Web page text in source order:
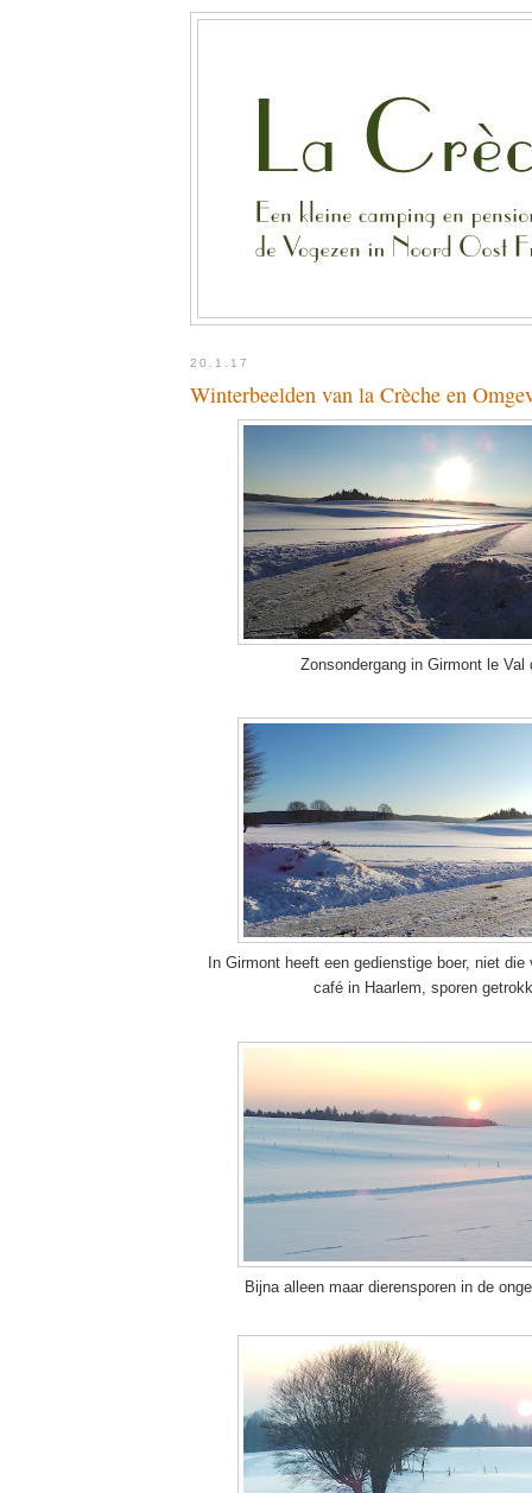
20.1.17
Winterbeelden van la Crèche en
Zonsondergang in Girmont le Val
In Girmont heeft een gedienstige boer, niet
café in Haarlem, sporen
Bijna alleen maar dierensporen in de